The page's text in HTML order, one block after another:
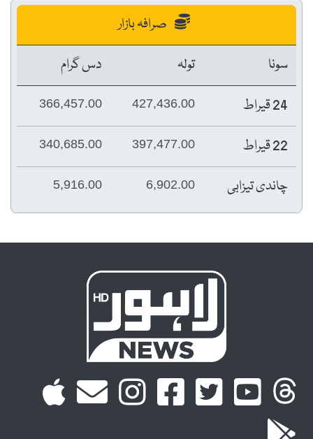
صرافہ بازار
سونا
تولہ
دس گرام
24 قیراط
427,436.00
366,457.00
22 قیراط 397,477.00
340,685.00
چاندی تیزابی 6,902.00
5,916.00